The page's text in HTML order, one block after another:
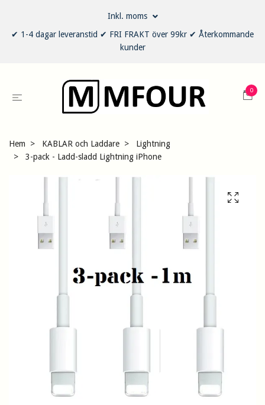
Inkl. moms
✔ 1-4 dagar leveranstid ✔ FRI FRAKT över 99kr ✔ Återkommande
kunder
0
Hem KABLAR och Laddare
Lightning
3-pack - Ladd-sladd Lightning iPhone